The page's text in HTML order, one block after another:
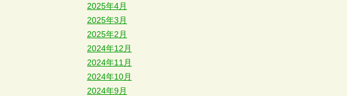
2025年4月
2025年3月
2025年2月
2024年12月
2024年11月
2024年10月
2024年9月